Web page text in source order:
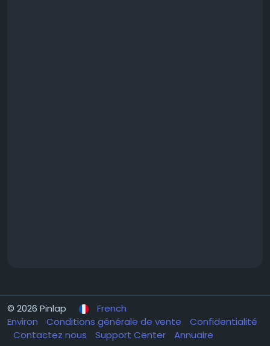
© 2026 Pinlap
French
Environ
Conditions générale de vente
Confidentialité
Contactez nous
Support Center Annuaire